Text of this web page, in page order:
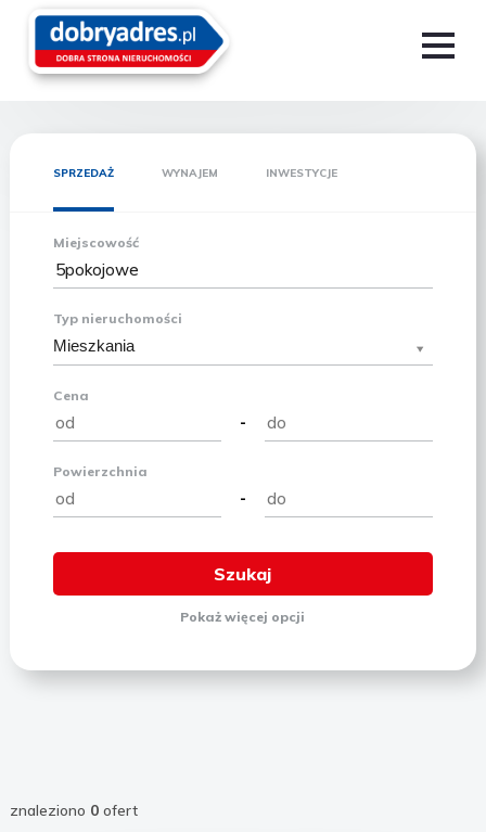
SPRZEDAŻ WYNAJEM INWESTYCJE
Miejscowość
Typ nieruchomości
Mieszkania
Cena
-
Powierzchnia
-
Pokażwięcej opcji
znaleziono 0ofert